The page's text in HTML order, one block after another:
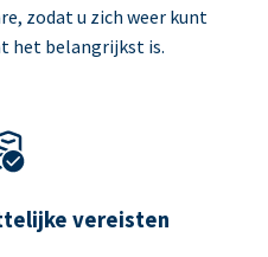
zodat u zich weer kunt
het belangrijkst is.
vereisten